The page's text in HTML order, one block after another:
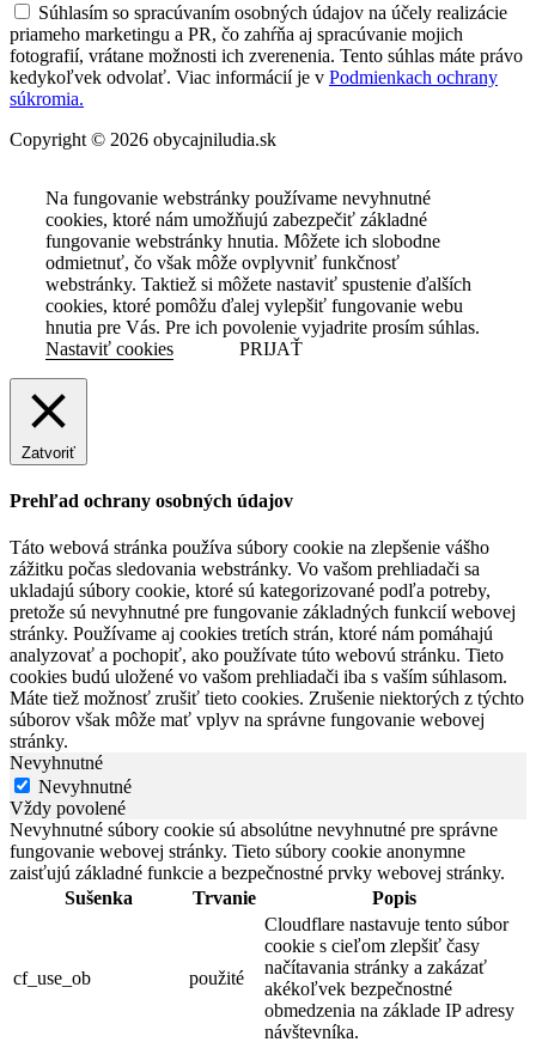
Súhlasím so spracúvaním osobných údajov na účely realizácie
priameho marketingu a PR, čo zahŕňa aj spracúvanie mojich
fotografií, vrátane možnosti ich zverenenia. Tento súhlas máte právo
kedykoľvek odvolať. Viac informácií je v Podmienkach ochrany
súkromia.
Copyright © 2026 obycajniludia.sk
Na fungovanie webstránky používame nevyhnutné
cookies, ktoré nám umožňujú zabezpečiť základné
fungovanie webstránky hnutia. Môžete ich slobodne
odmietnuť, čo však môže ovplyvniť funkčnosť
webstránky. Taktiež si môžete nastaviť spustenie ďalších
cookies, ktoré pomôžu ďalej vylepšiť fungovanie webu
hnutia pre Vás. Pre ich povolenie vyjadrite prosím súhlas.
Nastaviť cookies
PRIJAŤ
Zatvoriť
Prehľad ochrany osobných údajov
Táto webová stránka používa súbory cookie na zlepšenie vášho
zážitku počas sledovania webstránky. Vo vašom prehliadači sa
ukladajú súbory cookie, ktoré sú kategorizované podľa potreby,
pretože sú nevyhnutné pre fungovanie základných funkcií webovej
stránky. Používame aj cookies tretích strán, ktoré nám pomáhajú
analyzovať a pochopiť, ako používate túto webovú stránku. Tieto
cookies budú uložené vo vašom prehliadači iba s vaším súhlasom.
Máte tiež možnosť zrušiť tieto cookies. Zrušenie niektorých z týchto
súborov však môže mať vplyv na správne fungovanie webovej
stránky.
Nevyhnutné
Nevyhnutné
Vždy povolené
Nevyhnutné súbory cookie sú absolútne nevyhnutné pre správne
fungovanie webovej stránky. Tieto súbory cookie anonymne
zaisťujú základné funkcie a bezpečnostné prvky webovej stránky.
Sušenka
Trvanie Popis
cf_use_ob použité
Cloudflare nastavuje tento súbor
cookie s cieľom zlepšiť časy
načítavania stránky a zakázať
akékoľvek bezpečnostné
obmedzenia na základe IP adresy
návštevníka.